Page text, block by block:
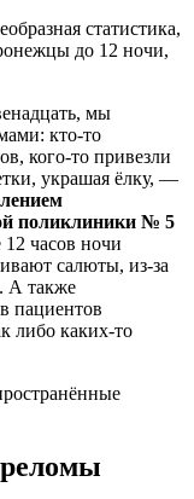
статистика,
до 12 ночи,
мы
кто-то
кого-то привезли
украшая ёлку, —
поликлиники № 5
часов ночи
салюты, из-за
А также
пациентов
либо каких-то